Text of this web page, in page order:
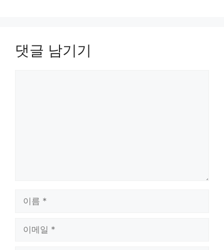
댓글 남기기